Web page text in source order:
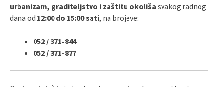
urbanizam, graditeljstvo i zaštitu okoliša svakog radnog
dana od 12:00 do 15:00 sati, na brojeve:
052 / 371‑844
052 / 371‑877